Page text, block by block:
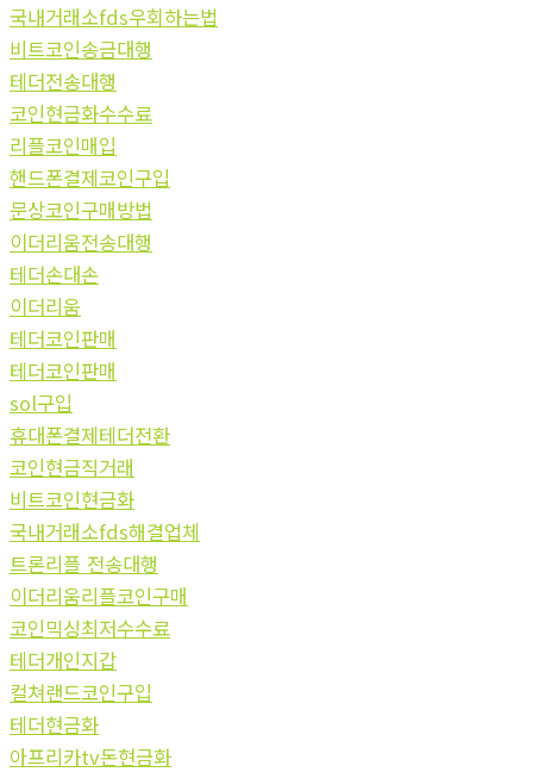
국내거래소fds우회하는법
비트코인송금대행
테더전송대행
코인현금화수수료
리플코인매입
핸드폰결제코인구입
문상코인구매방법
이더리움전송대행
테더손대손
이더리움
테더코인판매
테더코인판매
sol구입
휴대폰결제테더전환
코인현금직거래
비트코인현금화
국내거래소fds해결업체
트론리플 전송대행
이더리움리플코인구매
코인믹싱최저수수료
테더개인지갑
컬쳐랜드코인구입
테더현금화
아프리카tv돈현금화